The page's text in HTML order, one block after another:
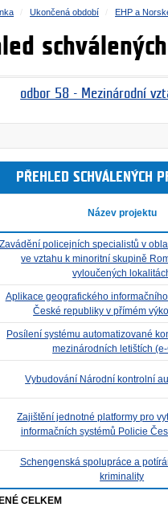
Ukončená období EHP a
odbor 58 - Mezinárodní
Název projektu
PŘEHLED SCHVÁLENÝCH
Zavádění policejních specialistů v
ve vztahu k minoritní skupině
vyloučených
Aplikace geografického
České republiky v přímém
Posílení systému automatizované
mezinárodních letištích
Vybudování Národní kontrolní
Zajištění jednotné platformy pro
informačních systémů Policie
Schengenská spolupráce a
kriminality
CELKEM